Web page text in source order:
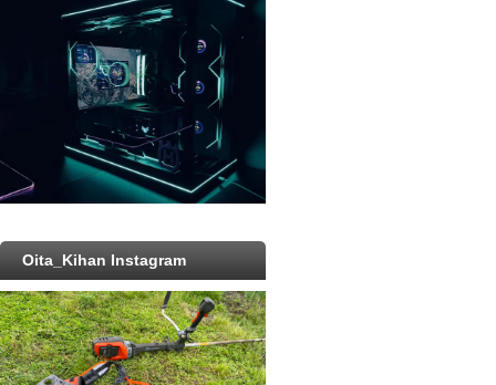
Oita_Kihan Instagram